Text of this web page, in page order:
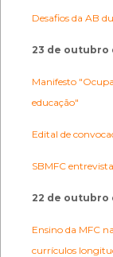
Desafios da AB
23 de outubro
Manifesto
educação"
Edital de
SBMFC
22 de outubro
Ensino da MFC
currículos